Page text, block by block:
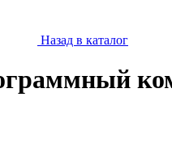
Назад в каталог